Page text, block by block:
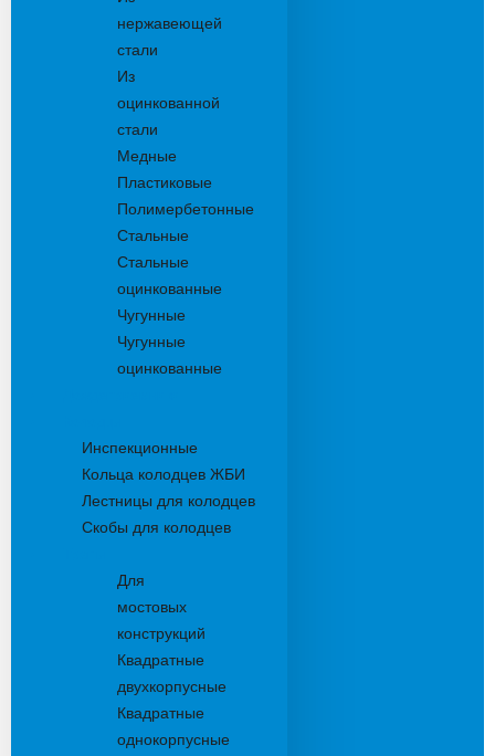
нержавеющей
стали
Из
оцинкованной
стали
Медные
Пластиковые
Полимербетонные
Стальные
Стальные
оцинкованные
Чугунные
Чугунные
оцинкованные
Инспекционные
Кольца колодцев ЖБИ
Лестницы для колодцев
Скобы для колодцев
Для
мостовых
конструкций
Квадратные
двухкорпусные
Квадратные
однокорпусные